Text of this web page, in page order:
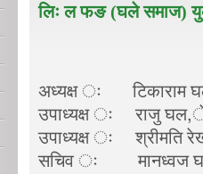
लिः ल फङ (घले समाज)
अध्यक्ष ः
उपाध्यक्ष ः
उपाध्यक्ष ः श्रीमति
सचिव ः मानध्वज